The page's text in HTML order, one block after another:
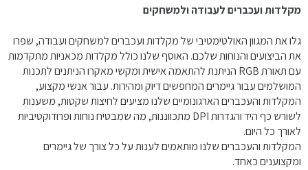
מקלדות ועכברים לעבודה ולמשחקים
גלו את המגוון האולטימטיבי של מקלדות ועכברים למשחקים ועבודה, שפרו
את הביצועים והנוחות שלכם. האוסף שלנו כולל מקלדות מכאניות מתקדמות
עם תאורת RGB הניתנת להתאמה אישית ומקשי מאקרו הניתנים לתכנות
המושלמים עבור גיימרים המחפשים דיוק ומהירות. עבור אנשי מקצוע,
המקלדות והעכברים הארגונומיים שלנו מציעים לחיצות שקטות, משענות
לשורש כף היד והגדרות DPI מתכווננות, מה שמבטיח נוחות ופרודוקטיביות
לאורך כל היום.
המקלדות והעכברים שלנו מותאמים לענות על כל צורך של גיימרים
ומקצוענים כאחד.